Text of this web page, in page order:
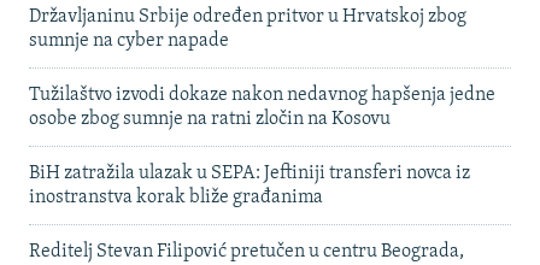
Državljaninu Srbije određen pritvor u Hrvatskoj zbog
sumnje na cyber napade
Tužilaštvo izvodi dokaze nakon nedavnog hapšenja jedne
osobe zbog sumnje na ratni zločin na Kosovu
BiH zatražila ulazak u SEPA: Jeftiniji transferi novca iz
inostranstva korak bliže građanima
Reditelj Stevan Filipović pretučen u centru Beograda,